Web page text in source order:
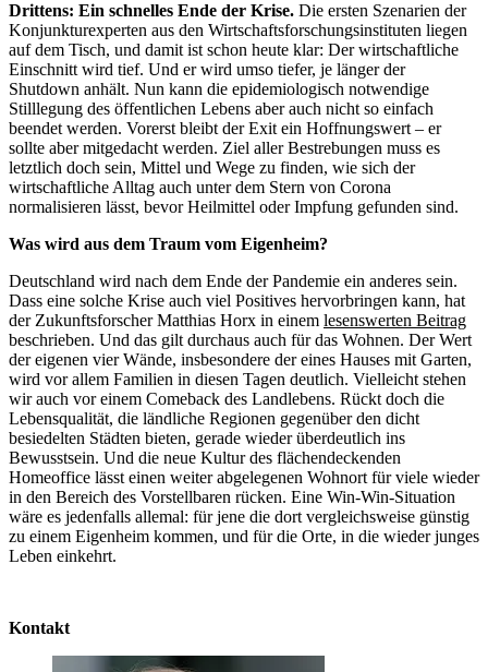
Drittens: Ein schnelles Ende der Krise. Die ersten Szenarien der
Konjunkturexperten aus den Wirtschaftsforschungsinstituten liegen
auf dem Tisch, und damit ist schon heute klar: Der wirtschaftliche
Einschnitt wird tief. Und er wird umso tiefer, je länger der
Shutdown anhält. Nun kann die epidemiologisch notwendige
Stilllegung des öffentlichen Lebens aber auch nicht so einfach
beendet werden. Vorerst bleibt der Exit ein Hoffnungswert – er
sollte aber mitgedacht werden. Ziel aller Bestrebungen muss es
letztlich doch sein, Mittel und Wege zu finden, wie sich der
wirtschaftliche Alltag auch unter dem Stern von Corona
normalisieren lässt, bevor Heilmittel oder Impfung gefunden sind.
Was wird aus dem Traum vom Eigenheim?
Deutschland wird nach dem Ende der Pandemie ein anderes sein.
Dass eine solche Krise auch viel Positives hervorbringen kann, hat
der Zukunftsforscher Matthias Horx in einem lesenswerten Beitrag
beschrieben. Und das gilt durchaus auch für das Wohnen. Der Wert
der eigenen vier Wände, insbesondere der eines Hauses mit Garten,
wird vor allem Familien in diesen Tagen deutlich. Vielleicht stehen
wir auch vor einem Comeback des Landlebens. Rückt doch die
Lebensqualität, die ländliche Regionen gegenüber den dicht
besiedelten Städten bieten, gerade wieder überdeutlich ins
Bewusstsein. Und die neue Kultur des flächendeckenden
Homeoffice lässt einen weiter abgelegenen Wohnort für viele wieder
in den Bereich des Vorstellbaren rücken. Eine Win-Win-Situation
wäre es jedenfalls allemal: für jene die dort vergleichsweise günstig
zu einem Eigenheim kommen, und für die Orte, in die wieder junges
Leben einkehrt.
Kontakt